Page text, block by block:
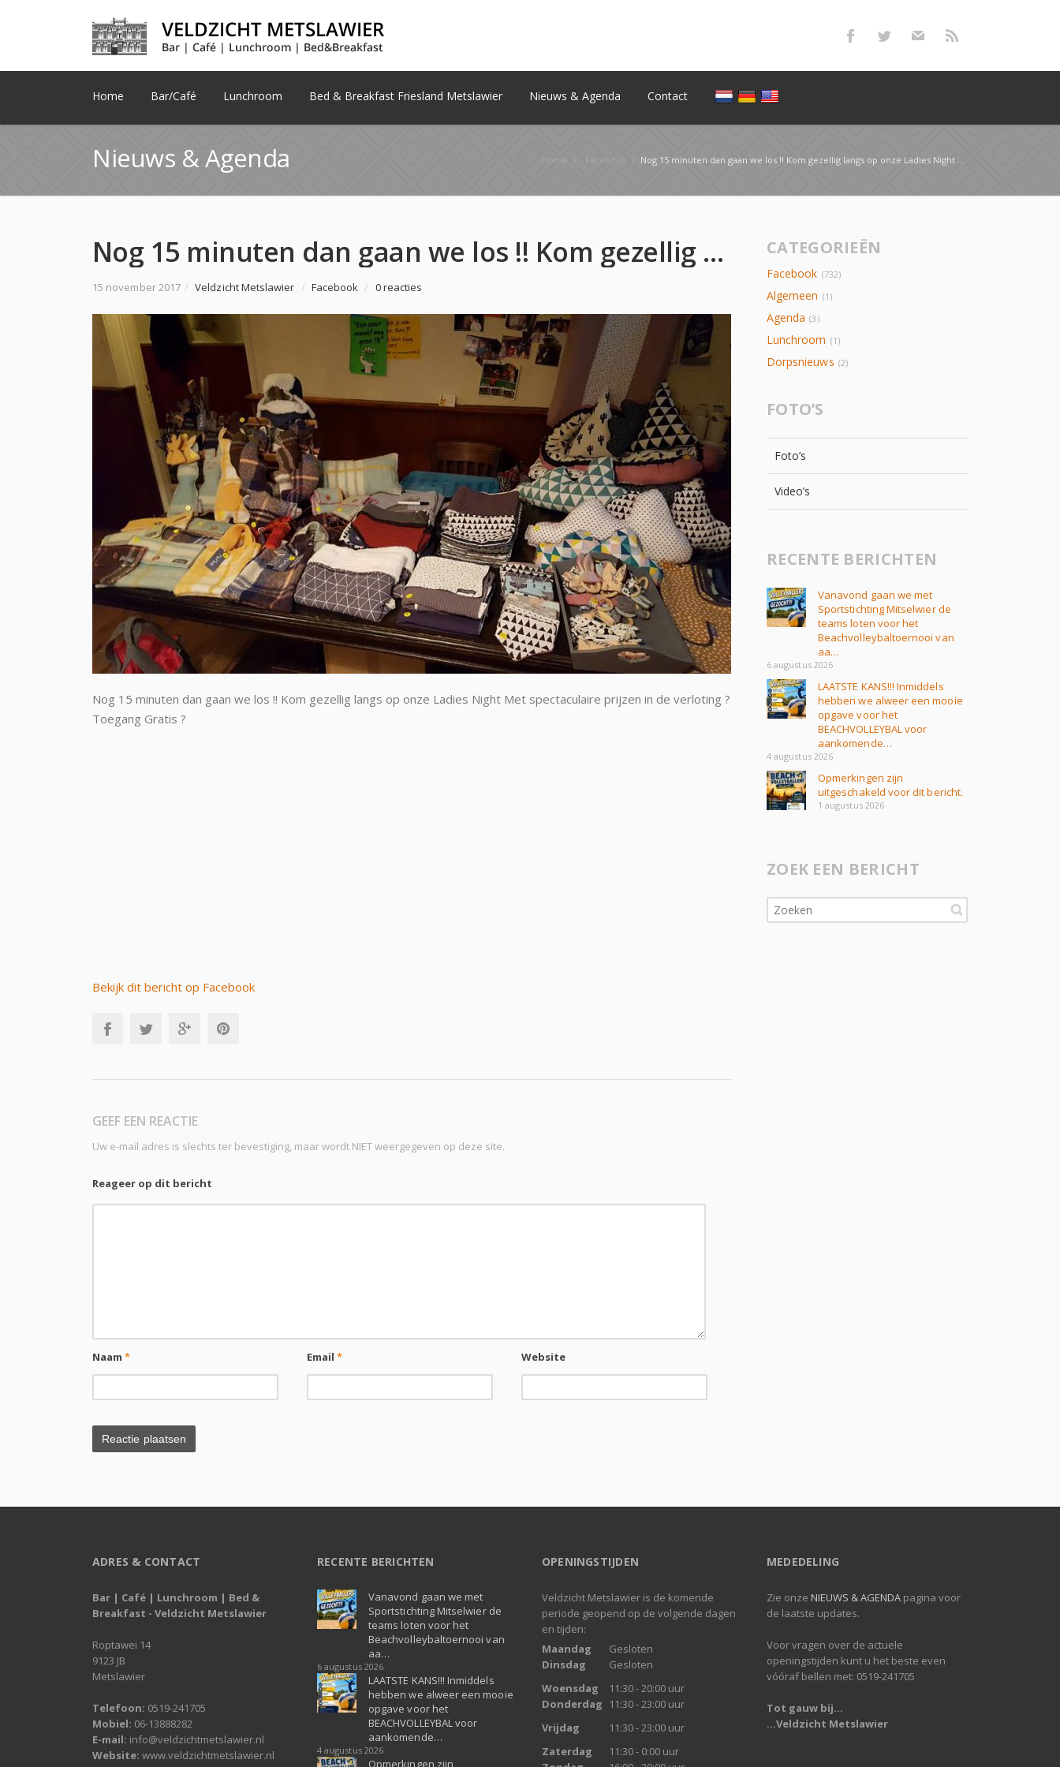
Home Bar/Café Lunchroom Bed & Breakfast Friesland Metslawier Nieuws & Agenda Contact
Home Facebook Nog 15 minuten dan gaan we los !! Kom gezellig langs op onze Ladies Night Met spectaculaire prijzen …
Nieuws & Agenda
Nog 15 minuten dan gaan we los !! Kom gezellig langs op onze Ladies Night Met spectaculaire prijzen …
15 november 2017 / Veldzicht Metslawier / Facebook / 0 reacties
Nog 15 minuten dan gaan we los !! Kom gezellig langs op onze Ladies Night Met spectaculaire prijzen in de verloting ?
Toegang Gratis ?
Bekijk dit bericht op Facebook
GEEF EEN REACTIE
Uw e-mail adres is slechts ter bevestiging, maar wordt NIET weergegeven op deze site.
Reageer op dit bericht
Naam* Email* Website
CATEGORIEËN
Facebook (732)
Algemeen (1)
Agenda (3)
Lunchroom (1)
Dorpsnieuws (2)
FOTO’S
Foto’s
Video’s
RECENTE BERICHTEN
Vanavond gaan we met
Sportstichting Mitselwier de
teams loten voor het
Beachvolleybaltoernooi van
aa…
6 augustus 2026
LAATSTE KANS!!! Inmiddels
hebben we alweer een mooie
opgave voor het
BEACHVOLLEYBAL voor
aankomende…
4 augustus 2026
Opmerkingen zijn
uitgeschakeld voor dit bericht.
1 augustus 2026
ZOEK EEN BERICHT
ADRES & CONTACT
Bar | Café | Lunchroom | Bed &
Breakfast - Veldzicht Metslawier
Roptawei 14
9123 JB
Metslawier
Telefoon: 0519-241705
Mobiel: 06-13888282
E-mail: info@veldzichtmetslawier.nl
Website: www.veldzichtmetslawier.nl
RECENTE BERICHTEN
Vanavond gaan we met
Sportstichting Mitselwier de
teams loten voor het
Beachvolleybaltoernooi van
aa…
6 augustus 2026
LAATSTE KANS!!! Inmiddels
hebben we alweer een mooie
opgave voor het
BEACHVOLLEYBAL voor
aankomende…
4 augustus 2026
Opmerkingen zijn
OPENINGSTIJDEN
Veldzicht Metslawier is de komende
periode geopend op de volgende dagen
en tijden:
Maandag
Gesloten
Dinsdag
Gesloten
Woensdag
11:30 - 20:00 uur
Donderdag
11:30 - 23:00 uur
Vrijdag
11:30 - 23:00 uur
Zaterdag
11:30 - 0:00 uur
MEDEDELING
Zie onze NIEUWS & AGENDA pagina voor
de laatste updates.
Voor vragen over de actuele
openingstijden kunt u het beste even
vóóraf bellen met: 0519-241705
Tot gauw bij...
...Veldzicht Metslawier